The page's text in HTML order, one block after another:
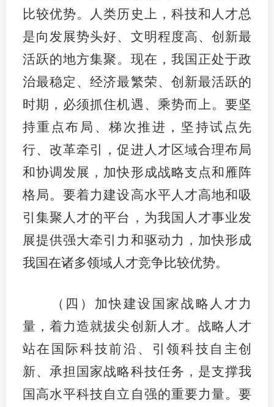
比较优势。人类历史上，科技和人才总
是向发展势头好、文明程度高、创新最
活跃的地方集聚。现在，我国正处于政
治最稳定、经济最繁荣、创新最活跃的
时期，必须抓住机遇、乘势而上。要坚
持重点布局、梯次推进，坚持试点先
行、改革牵引，促进人才区域合理布局
和协调发展，加快形成战略支点和雁阵
格局。要着力建设高水平人才高地和吸
引集聚人才的平台，为我国人才事业发
展提供强大牵引力和驱动力，加快形成
我国在诸多领域人才竞争比较优势。
（四）加快建设国家战略人才力
量，着力造就拔尖创新人才。战略人才
站在国际科技前沿、引领科技自主创
新、承担国家战略科技任务，是支撑我
国高水平科技自立自强的重要力量。要